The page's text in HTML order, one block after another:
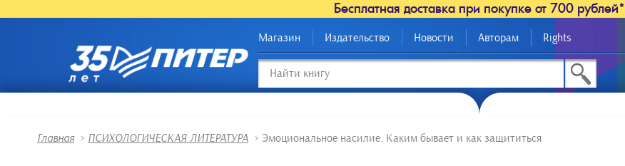
Бесплатная доставка при покупке от 700 рублей*
Магазин Издательство Новости Авторам Rights
Главная > ПСИХОЛОГИЧЕСКАЯ ЛИТЕРАТУРА > Эмоциональное насилие. Каким бывает и как защититься